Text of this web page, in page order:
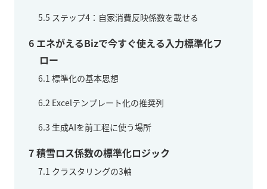
5.5 ステップ4：自家消費反映係数を載せる
6 エネがえるBizで今すぐ使える入力標準化フ
ロー
6.1 標準化の基本思想
6.2 Excelテンプレート化の推奨列
6.3 生成AIを前工程に使う場所
7積雪ロス係数の標準化ロジック
7.1 クラスタリングの3軸